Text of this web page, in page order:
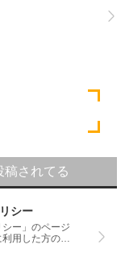
稿されてる
シー
シー」のページ
用した方の口